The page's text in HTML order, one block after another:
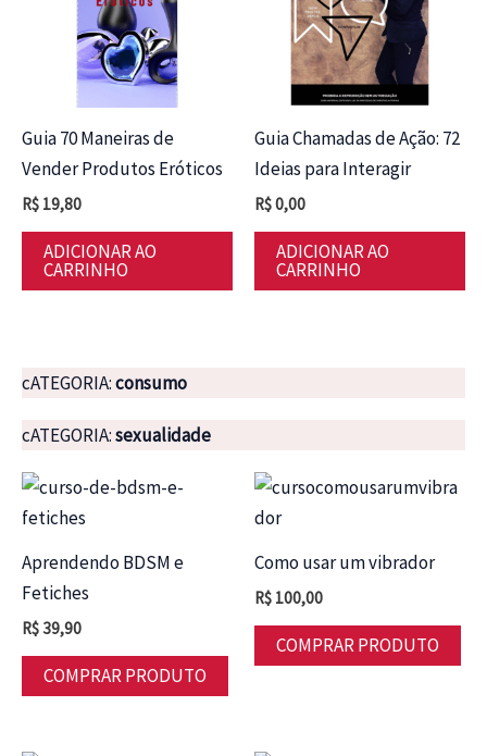
Guia 70 Maneiras de
Vender Produtos Eróticos
R$ 19,80
ADICIONAR AO
CARRINHO
Guia Chamadas de Ação: 72
Ideias para Interagir
R$0,00
ADICIONAR AO
CARRINHO
cATEGORIA:consumo
cATEGORIA:sexualidade
Aprendendo BDSM e
Fetiches
R$39,90
COMPRAR PRODUTO
Como usar um vibrador
R$ 100,00
COMPRAR PRODUTO